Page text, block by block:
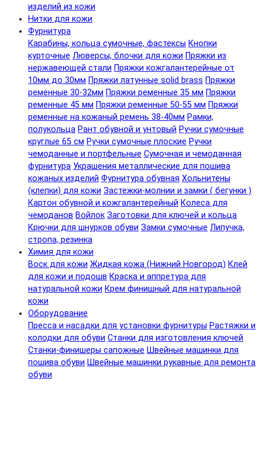
изделий из кожи
Нитки для кожи
Фурнитура
Карабины, кольца сумочные, фастексы Кнопки
курточные Люверсы, блочки для кожи Пряжки из
нержавеющей стали Пряжки кожгалантерейные от
10мм до 30мм Пряжки латунные solid brass Пряжки
ременные 30-32мм Пряжки ременные 35 мм Пряжки
ременные 45 мм Пряжки ременные 50-55 мм Пряжки
ременные на кожаный ремень 38-40мм Рамки,
полукольца Рант обувной и унтовый Ручки сумочные
круглые 65 см Ручки сумочные плоские Ручки
чемоданные и портфельные Сумочная и чемоданная
фурнитура Украшения металлические для пошива
кожаных изделий Фурнитура обувная Хольнитены
(клепки) для кожи Застежки-молнии и замки ( бегунки )
Картон обувной и кожгалантерейный Колеса для
чемоданов Войлок Заготовки для ключей и кольца
Крючки для шнурков обуви Замки сумочные Липучка,
стропа, резинка
Химия для кожи
Воск для кожи Жидкая кожа (Нижний Новгород) Клей
для кожи и подошв Краска и аппретура для
натуральной кожи Крем финишный для натуральной
кожи
Оборудование
Пресса и насадки для установки фурнитуры Растяжки и
колодки для обуви Станки для изготовления ключей
Станки-финишеры сапожные Швейные машинки для
пошива обуви Швейные машинки рукавные для ремонта
обуви